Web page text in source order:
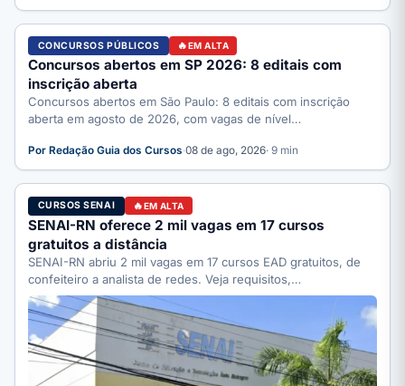
CONCURSOS PÚBLICOS EM ALTA
Concursos abertos em SP 2026: 8 editais com
inscrição aberta
Concursos abertos em São Paulo: 8 editais com inscrição
aberta em agosto de 2026, com vagas de nível…
Por Redação Guia dos Cursos·08 de ago, 2026· 9 min
CURSOS SENAI EM ALTA
SENAI-RN oferece 2 mil vagas em 17 cursos
gratuitos a distância
SENAI-RN abriu 2 mil vagas em 17 cursos EAD gratuitos, de
confeiteiro a analista de redes. Veja requisitos,…